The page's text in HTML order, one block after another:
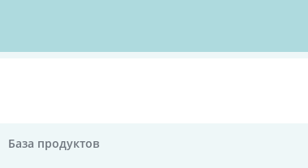
База продуктов